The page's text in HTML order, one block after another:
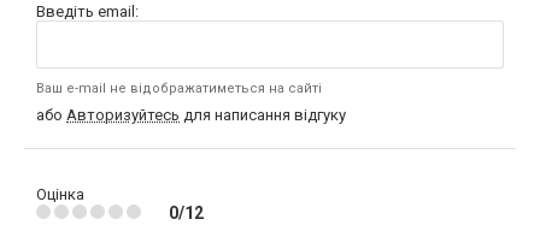
Введіть email:
Ваш e-mail не відображатиметься на сайті
або Авторизуйтесь для написання відгуку
Оцінка
0/12